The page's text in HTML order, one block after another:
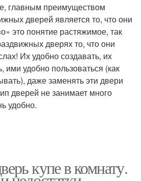
главным преимуществом
дверей является то, что они
это понятие растяжимое, так
дверях то, что они
Их удобно создавать, их
ими удобно пользоваться (как
даже заменять эти двери
дверей не занимает много
удобно.
купе в комнату.